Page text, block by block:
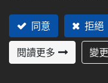
然而，有幾種情形，
（國民法官法第13～
職業因素、教育門檻
同意 拒絕
閱讀更多 變